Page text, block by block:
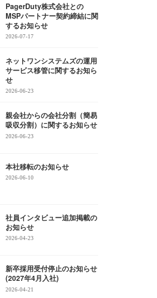
PagerDuty株式会社との
MSPパートナー契約締結に関
するお知らせ
2026-07-17
ネットワンシステムズの運用
サービス移管に関するお知ら
せ
2026-06-23
親会社からの会社分割（簡易
吸収分割）に関するお知らせ
2026-06-23
本社移転のお知らせ
2026-06-10
社員インタビュー追加掲載の
お知らせ
2026-04-23
新卒採用受付停止のお知らせ
(2027年4月入社)
2026-04-21